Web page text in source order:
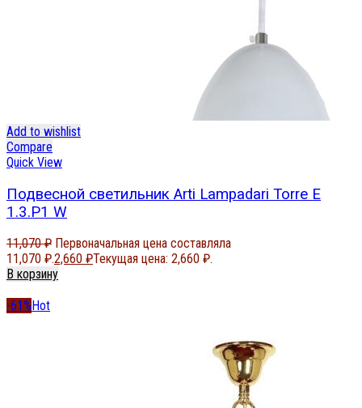
Add to wishlist
Compare
Quick View
Подвесной светильник Arti Lampadari Torre E
1.3.P1 W
11,070₽ Первоначальная цена составляла
11,070 ₽.2,660 ₽Текущая цена: 2,660 ₽.
В корзину
-61% Hot